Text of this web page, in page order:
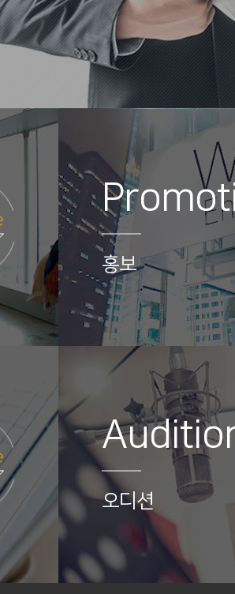
홍보
오디션